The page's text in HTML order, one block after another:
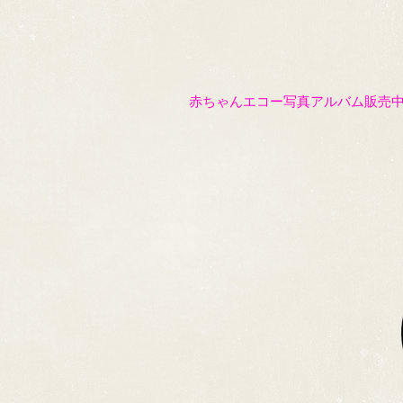
赤ちゃんエコー写真アルバム販売